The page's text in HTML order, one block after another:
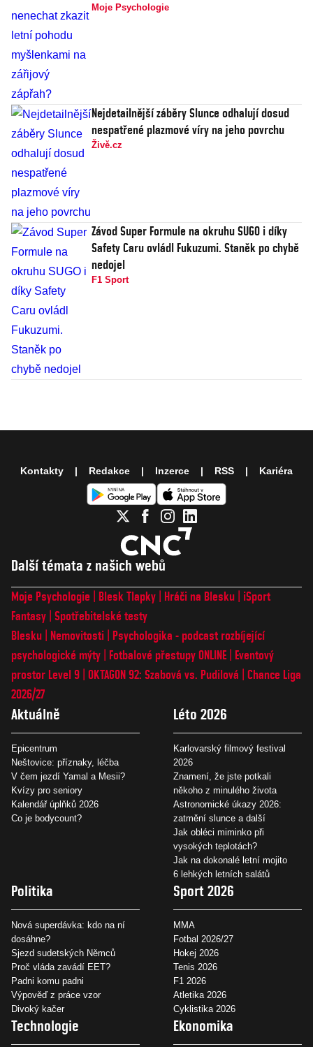
Moje Psychologie
Nejdetailnější záběry Slunce odhalují dosud
nespatřené plazmové víry na jeho povrchu
Živě.cz
Závod Super Formule na okruhu SUGO i díky
Safety Caru ovládl Fukuzumi. Staněk po chybě
nedojel
F1 Sport
Další témata z našich webů
Moje Psychologie Blesk Tlapky Hráči na Blesku
iSport
Fantasy Spotřebitelské testy
Blesku
Nemovitosti
Psychologika - podcast rozbíjející
psychologické mýty
Fotbalové přestupy ONLINE
Eventový
prostor Level 9 OKTAGON 92: Szabová vs. Pudilová
Chance Liga
2026/27
Aktuálně
Epicentrum
Neštovice: příznaky, léčba
V čem jezdí Yamal a Mesii?
Kvízy pro seniory
Kalendář úplňků 2026
Co je bodycount?
Léto 2026
Karlovarský filmový festival
2026
Znamení, že jste potkali
někoho z minulého života
Astronomické úkazy 2026:
zatmění slunce a další
Jak obléci miminko při
vysokých teplotách?
Jak na dokonalé letní mojito
6 lehkých letních salátů
Politika
Nová superdávka: kdo na ní
dosáhne?
Sjezd sudetských Němců
Proč vláda zavádí EET?
Padni komu padni
Výpověď z práce vzor
Divoký kačer
Sport 2026
MMA
Fotbal 2026/27
Hokej 2026
Tenis 2026
F1 2026
Atletika 2026
Cyklistika 2026
Technologie Ekonomika
Kontakty Redakce Inzerce RSS Kariéra